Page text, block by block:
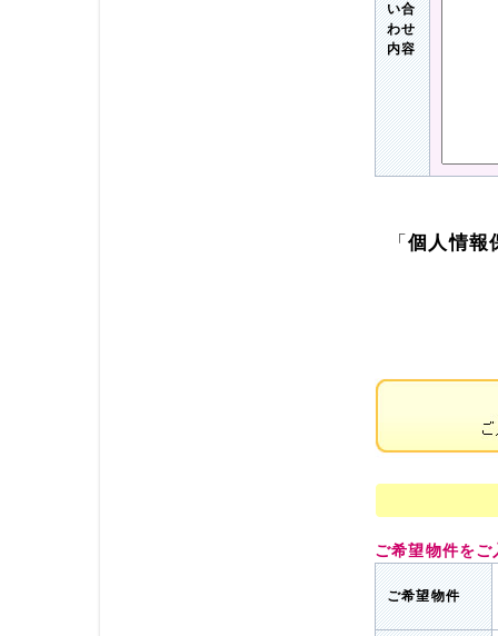
い合
わせ
内容
「個人情報
ご希望物件を
ご希望物件